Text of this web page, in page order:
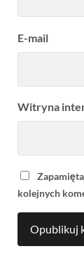
E-mail
Witryna
kolejnych